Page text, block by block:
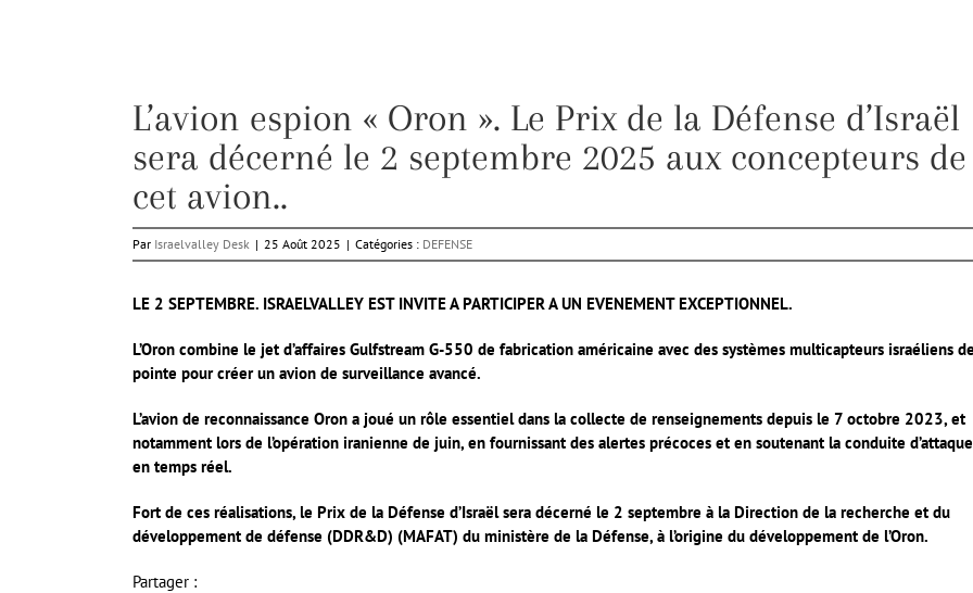
L’avion espion « Oron ». Le Prix de la Défense d’Israël
sera décerné le 2 septembre 2025 aux concepteurs de
cet avion..
Par Israelvalley Desk | 25 Août 2025 | Catégories : DEFENSE
LE 2 SEPTEMBRE. ISRAELVALLEY EST INVITE A PARTICIPER A UN EVENEMENT EXCEPTIONNEL.
L’Oron combine le jet d’affaires Gulfstream G-550 de fabrication américaine avec des systèmes multicapteurs israéliens
pointe pour créer un avion de surveillance avancé.
L’avion de reconnaissance Oron a joué un rôle essentiel dans la collecte de renseignements depuis le 7 octobre 2023, et
notamment lors de l’opération iranienne de juin, en fournissant des alertes précoces et en soutenant la conduite
en temps réel.
Fort de ces réalisations, le Prix de la Défense d’Israël sera décerné le 2 septembre à la Direction de la recherche et du
développement de défense (DDR&D) (MAFAT) du ministère de la Défense, à l’origine du développement de l’Oron.
Partager :